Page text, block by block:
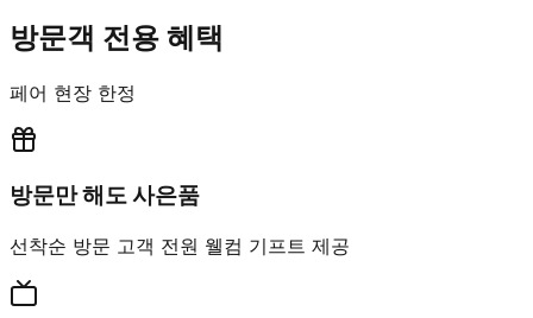
방문객 전용 혜택
페어 현장 한정
방문만 해도 사은품
선착순 방문 고객 전원 웰컴 기프트 제공